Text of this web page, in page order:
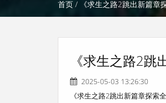
首页 / 《求生之路2跳出新篇章
《求生之路2跳
2025-05-03 13:26:30
《求生之路2跳出新篇章探索